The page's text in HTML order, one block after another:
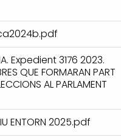
Expedient 3176 2023.
QUE FORMARAN PART
AL PARLAMENT
ENTORN 2025.pdf